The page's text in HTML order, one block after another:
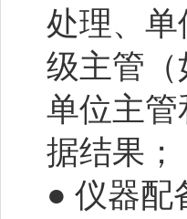
处理、
级主管
单位主
据结果；
● 仪器配